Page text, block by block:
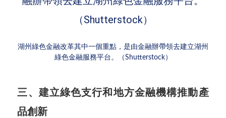
湖州綠色金融改革其中一個重點，是由金融辦帶領去建立湖州
綠色金融服務平台。（Shutterstock）
三、建立綠色支行和地方金融機構推動產
品創新